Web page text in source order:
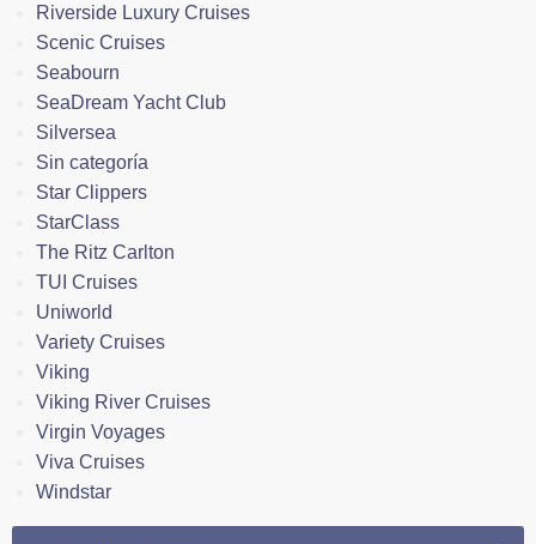
Riverside Luxury Cruises
Scenic Cruises
Seabourn
SeaDream Yacht Club
Silversea
Sin categoría
Star Clippers
StarClass
The Ritz Carlton
TUI Cruises
Uniworld
Variety Cruises
Viking
Viking River Cruises
Virgin Voyages
Viva Cruises
Windstar